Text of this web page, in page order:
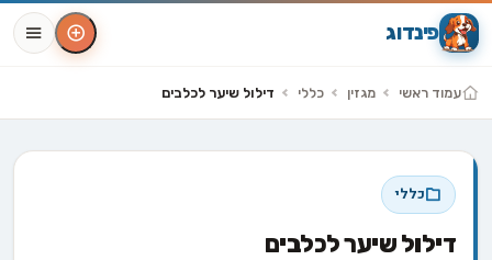
פינדוג
עמוד ראשי מגזין כללי דילול שיער לכלבים
כללי
דילול שיער לכלבים